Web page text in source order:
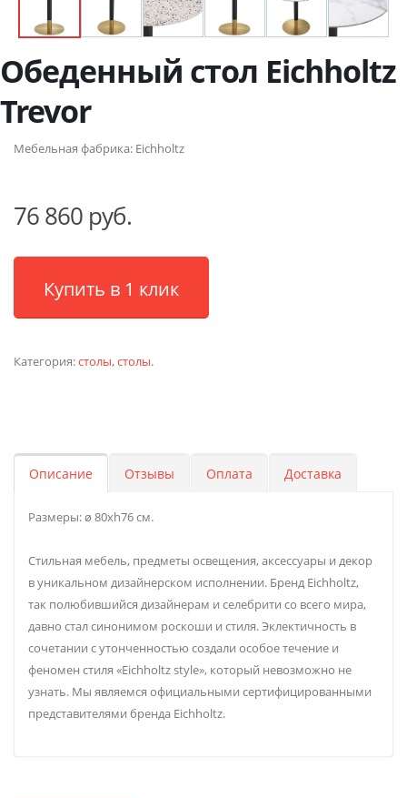
Обеденный стол Eichholtz
Trevor
Мебельная фабрика: Eichholtz
76 860 руб.
Купить в 1 клик
Категория:столы,столы.
Описание Отзывы Оплата Доставка
Размеры: ø 80хh76 см.
Стильная мебель, предметы освещения, аксессуары и декор
в уникальном дизайнерском исполнении. Бренд Eichholtz,
так полюбившийся дизайнерам и селебрити со всего мира,
давно стал синонимом роскоши и стиля. Эклектичность в
сочетании с утонченностью создали особое течение и
феномен стиля «Eichholtz style», который невозможно не
узнать. Мы являемся официальными сертифицированными
представителями бренда Eichholtz.